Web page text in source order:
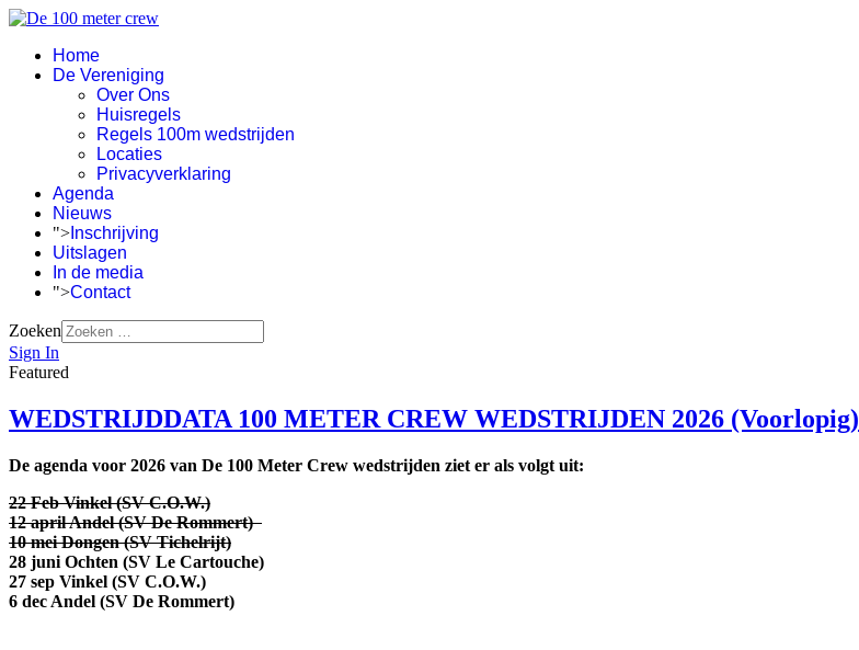
Home
De Vereniging
Over Ons
Huisregels
Regels 100m wedstrijden
Locaties
Privacyverklaring
Agenda
Nieuws
"> Inschrijving
Uitslagen
In de media
">Contact
Zoeken
Sign In
Featured
WEDSTRIJDDATA 100 METER CREW WEDSTRIJDEN 2026 (Voorlopig)
De agenda voor 2026 van De 100 Meter Crew wedstrijden ziet er als volgt uit:
22 Feb Vinkel (SV C.O.W.)
12 april Andel (SV De Rommert)
10 mei Dongen (SV Tichelrijt)
28 juni Ochten (SV Le Cartouche)
27 sep Vinkel (SV C.O.W.)
6 dec Andel (SV De Rommert)